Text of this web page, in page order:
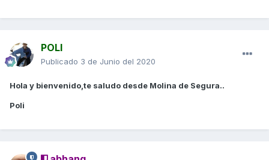
POLI
Publicado 3 de Junio del 2020
Hola y bienvenido,te saludo desde Molina de Segura..
Poli